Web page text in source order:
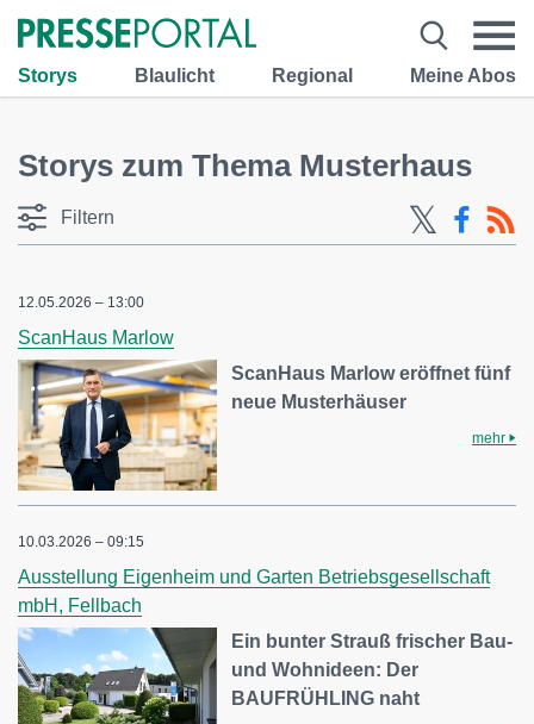
Storys Blaulicht Regional Meine Abos
Storys zum Thema Musterhaus
Filtern
12.05.2026 – 13:00
ScanHaus Marlow
ScanHaus Marlow eröffnet fünf
neue Musterhäuser
mehr
10.03.2026 – 09:15
Ausstellung Eigenheim und Garten Betriebsgesellschaft
mbH, Fellbach
Ein bunter Strauß frischer Bau-
und Wohnideen: Der
BAUFRÜHLING naht